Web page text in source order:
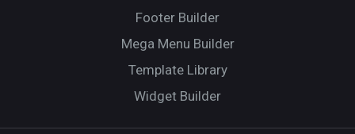
Footer Builder
Mega Menu Builder
Template Library
Widget Builder